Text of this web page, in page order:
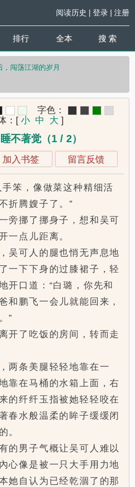
阅读历史 | 登录| 注册
排行 全本 搜 索
，闯荡江湖的岁月
字色：
： [ 小 中 大 ]
不著觉（1 / 2）
加入书签 留言反馈
笨，像做菜这种精细活
折腾嫂子了。”
挪了挪身子，想和吴可
一点儿距离。
可人的腿也悄无声息地
一下下身的过膝裙子，轻
开口道：“白璐，你先和
和鹏飞一会儿就能回来，
”
了吃饭的房间，转而走
条美腿轻轻地靠在一
靠在马桶的水箱上面，右
的纤纤玉指被她轻轻咬在
春水般温柔的眸子缓缓闭
。
男子气概让吴可人难以
心像是被一只大手用力地
她自认为已经乾涸了的那